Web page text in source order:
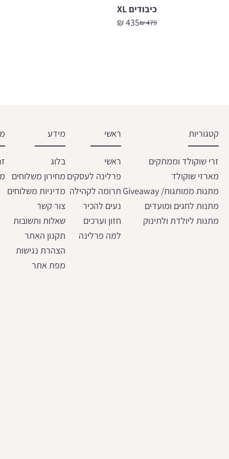
כיבודים XL
479
₪המחיר
435
₪
המחיר
קטגוריות
זרי שוקולד וממתקים
מארזי שוקולד
מתנות ממותגות/ Giveaway
מתנות לחגים ומועדים
מתנות ליולדת ולתינוק
ראשי
ראשי
פרלינה לעסקים
תרומה לקהילה
נעים להכיר
חזון וערכים
למה פרלינה
מידע
בלוג
מחירון משלוחים
מדיניות משלוחים
צור קשר
שאלות ותשובות
תקנון האתר
הצהרת נגישות
מפת אתר